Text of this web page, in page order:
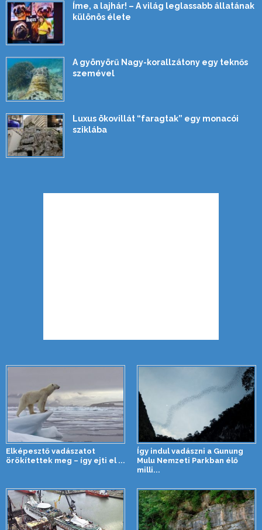
Íme, a lajhár! – A világ leglassabb állatának
különös élete
A gyönyörű Nagy-korallzátony egy teknős
szemével
Luxus ökovillát “faragtak” egy monacói
sziklába
Elképesztő vadászatot
örökítettek meg – így ejti el ...
Így indul vadászni a Gunung
Mulu Nemzeti Parkban élő
milli...